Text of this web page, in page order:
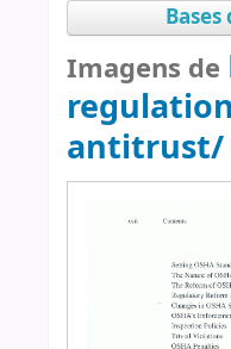
Bases
Imagens de
antitrust/